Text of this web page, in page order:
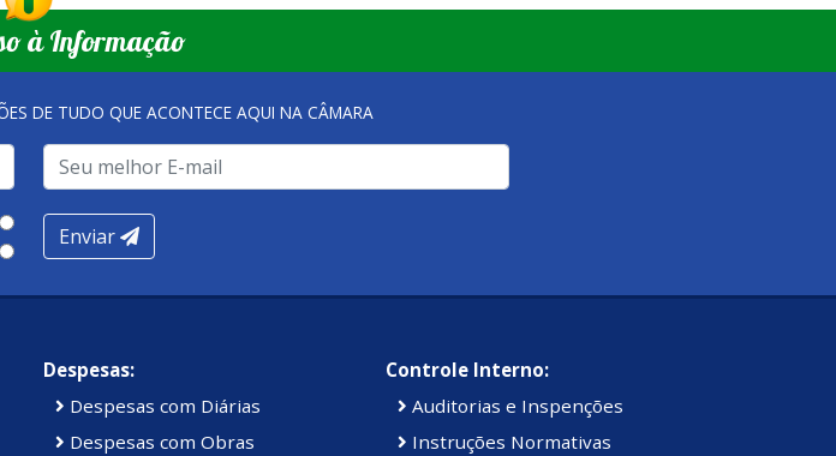
à Informação
DE TUDO QUE ACONTECE AQUI NA CÂMARA
Enviar
Despesas:
Despesas com Diárias
Despesas com Obras
Controle Interno:
Auditorias e Inspenções
Instruções Normativas